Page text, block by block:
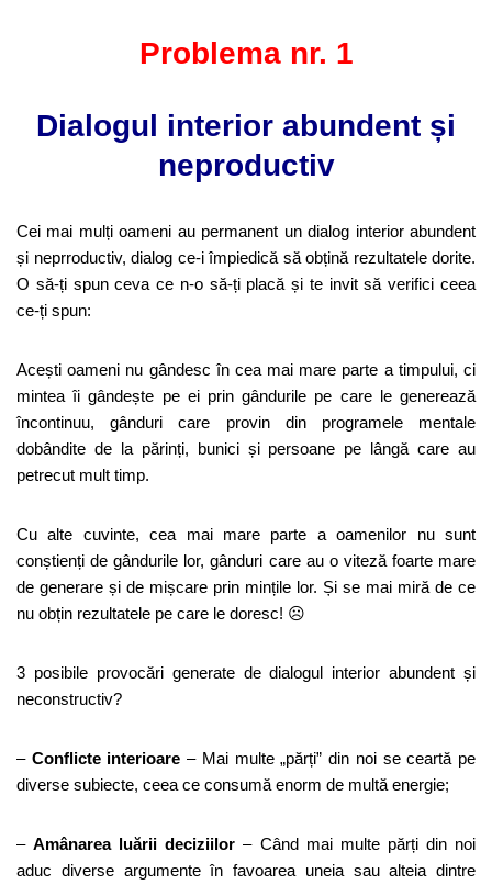
Problema nr. 1
Dialogul interior abundent și
neproductiv
Cei mai mulți oameni au permanent un dialog interior abundent
și neprroductiv, dialog ce-i împiedică să obțină rezultatele dorite.
O să-ți spun ceva ce n-o să-ți placă și te invit să verifici ceea
ce-ți spun:
Acești oameni nu gândesc în cea mai mare parte a timpului, ci
mintea îi gândește pe ei prin gândurile pe care le generează
încontinuu, gânduri care provin din programele mentale
dobândite de la părinți, bunici și persoane pe lângă care au
petrecut mult timp.
Cu alte cuvinte, cea mai mare parte a oamenilor nu sunt
conștienți de gândurile lor, gânduri care au o viteză foarte mare
de generare și de mișcare prin mințile lor. Și se mai miră de ce
nu obțin rezultatele pe care le doresc! ☹
3 posibile provocări generate de dialogul interior abundent și
neconstructiv?
– Conflicte interioare – Mai multe „părți” din noi se ceartă pe
diverse subiecte, ceea ce consumă enorm de multă energie;
–Amânarea luării deciziilor – Când mai multe părți din noi
aduc diverse argumente în favoarea uneia sau alteia dintre